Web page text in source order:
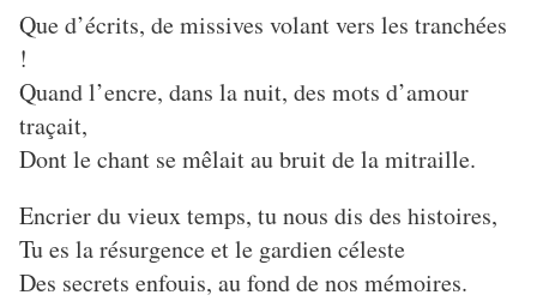
Que d’écrits, de missives volant vers les tranchées
!
Quand l’encre, dans la nuit, des mots d’amour
traçait,
Dont le chant se mêlait au bruit de la mitraille.
Encrier du vieux temps, tu nous dis des histoires,
Tu es la résurgence et le gardien céleste
Des secrets enfouis, au fond de nos mémoires.